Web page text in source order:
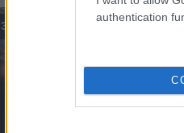
authentication
3:58
2025. július 14. 18:00
Születiktől?
Visszatér a Csillag